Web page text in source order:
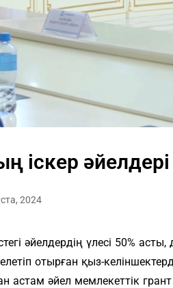
іскер
2024
әйелдердің үлесі 50%
отырған қыз-
астам әйел мемлекеттік